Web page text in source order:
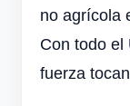
no agrícola
Con todo el
fuerza